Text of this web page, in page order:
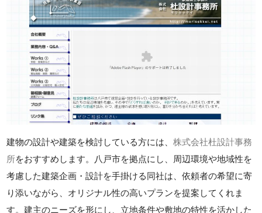
建物の設計や建築を検討している方には、株式会社杜設計事務
所をおすすめします。八戸市を拠点にし、周辺環境や地域性を
考慮した建築企画・設計を手掛ける同社は、依頼者の希望に寄
り添いながら、オリジナル性の高いプランを提案してくれま
す。建主のニーズを形にし、立地条件や敷地の特性を活かした